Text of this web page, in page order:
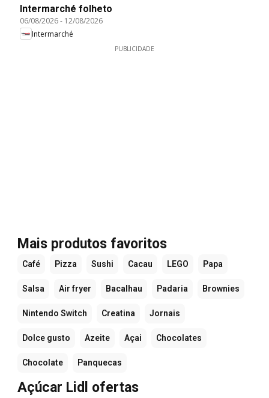
Intermarché folheto
06/08/2026- 12/08/2026
Intermarché
PUBLICIDADE
Mais produtos favoritos
Café Pizza Sushi Cacau LEGO Papa
Salsa Air fryer Bacalhau Padaria Brownies
Nintendo Switch Creatina Jornais
Dolce gusto Azeite Açai Chocolates
Chocolate Panquecas
Açúcar Lidl ofertas